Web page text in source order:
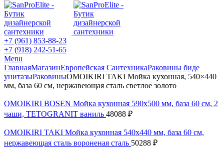
+7 (961) 853-88-23
+7 (918) 242-51-65
Menu
ГлавнаяМагазинЕвропейская СантехникаРаковины биде
унитазыРаковиныOMOIKIRI TAKI Мойка кухонная, 540×440
мм, база 60 см, нержавеющая сталь светлое золото
OMOIKIRI BOSEN Мойка кухонная 590x500 мм, база 60 см, 2
чаши, TETOGRANIT ваниль 48088 ₽
OMOIKIRI TAKI Мойка кухонная 540x440 мм, база 60 см,
нержавеющая сталь вороненая сталь 50288 ₽